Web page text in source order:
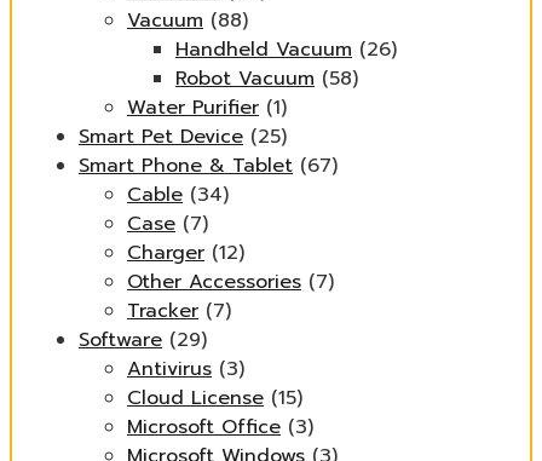
Vacuum (88)
Handheld Vacuum (26)
Robot Vacuum (58)
Water Purifier (1)
Smart Pet Device (25)
Smart Phone & Tablet (67)
Cable (34)
Case (7)
Charger (12)
Other Accessories (7)
Tracker (7)
Software (29)
Antivirus (3)
Cloud License (15)
Microsoft Office (3)